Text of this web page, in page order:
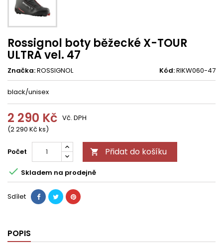
Rossignol boty běžecké X-TOUR
ULTRA vel. 47
Značka:ROSSIGNOL Kód:RIKW060-47
black/unisex
2 290 Kč
(2 290 Kč ks)
Vč. DPH
Počet  Přidat do košíku
 Skladem na prodejně
Sdílet
POPIS